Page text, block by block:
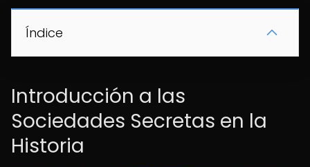
Índice
Introducción a las
Sociedades Secretas en la
Historia